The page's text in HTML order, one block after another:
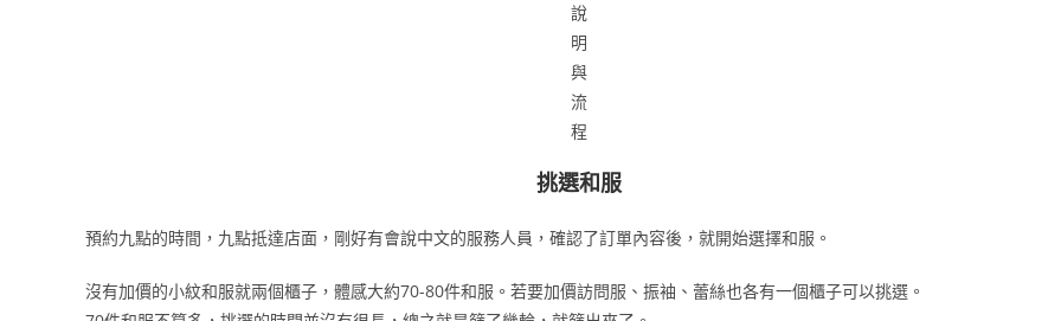
說
明
與
流
程
挑選和服
預約九點的時間，九點抵達店面，剛好有會說中文的服務人員，確認了訂單內容後，就開始選擇和服。
沒有加價的小紋和服就兩個櫃子，體感大約70-80件和服。若要加價訪問服、振袖、蕾絲也各有一個櫃子可以挑選。